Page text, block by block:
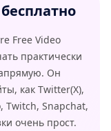
Free Video
практически
Он
как Twitter(X),
Twitch, Snapchat,
очень прост.